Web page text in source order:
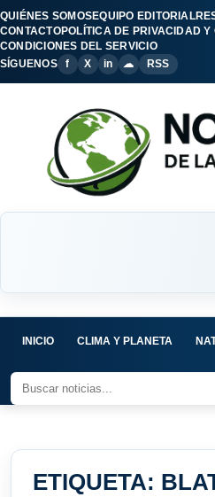
QUIÉNES SOMOSEQUIPO EDITORIAL
CONTACTOPOLÍTICA DE PRIVACIDAD Y
CONDICIONES DEL SERVICIO
SÍGUENOS
f X in ☁ RSS
INICIO CLIMA Y PLANETA
ETIQUETA: